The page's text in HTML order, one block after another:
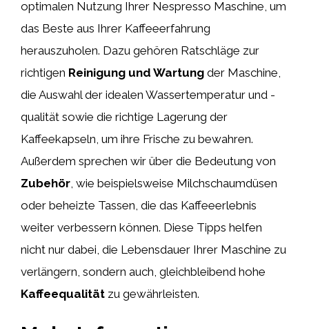
optimalen Nutzung Ihrer Nespresso Maschine, um
das Beste aus Ihrer Kaffeeerfahrung
herauszuholen. Dazu gehören Ratschläge zur
richtigen Reinigung und Wartung der Maschine,
die Auswahl der idealen Wassertemperatur und -
qualität sowie die richtige Lagerung der
Kaffeekapseln, um ihre Frische zu bewahren.
Außerdem sprechen wir über die Bedeutung von
Zubehör , wie beispielsweise Milchschaumdüsen
oder beheizte Tassen, die das Kaffeeerlebnis
weiter verbessern können. Diese Tipps helfen
nicht nur dabei, die Lebensdauer Ihrer Maschine zu
verlängern, sondern auch, gleichbleibend hohe
Kaffeequalität zu gewährleisten.